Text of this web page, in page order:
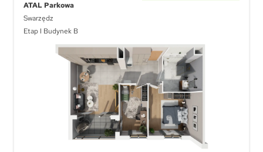
ATAL Parkowa
Swarzędz
Etap I Budynek B